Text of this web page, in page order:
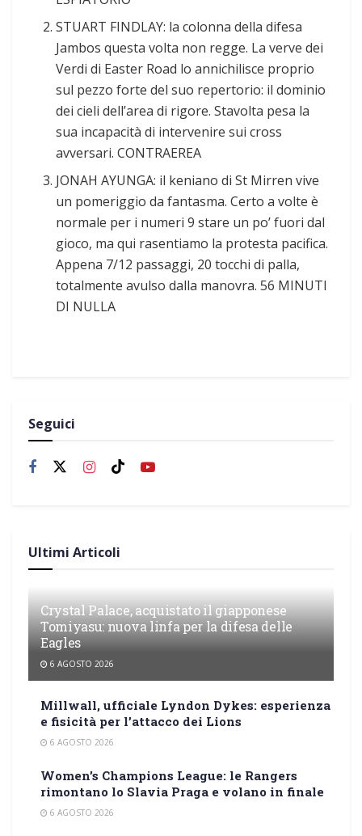
STUART FINDLAY: la colonna della difesa
Jambos questa volta non regge. La verve dei
Verdi di Easter Road lo annichilisce proprio
sul pezzo forte del suo repertorio: il dominio
dei cieli dell’area di rigore. Stavolta pesa la
sua incapacità di intervenire sui cross
avversari. CONTRAEREA
JONAH AYUNGA: il keniano di St Mirren vive
un pomeriggio da fantasma. Certo a volte è
normale per i numeri 9 stare un po’ fuori dal
gioco, ma qui rasentiamo la protesta pacifica.
Appena 7/12 passaggi, 20 tocchi di palla,
totalmente avulso dalla manovra. 56 MINUTI
DI NULLA
Seguici
Ultimi Articoli
Crystal Palace, acquistato il giapponese
Tomiyasu: nuova linfa per la difesa delle
Eagles
6 AGOSTO 2026
Millwall, ufficiale Lyndon Dykes: esperienza
e fisicità per l’attacco dei Lions
6 AGOSTO 2026
Women’s Champions League: le Rangers
rimontano lo Slavia Praga e volano in finale
6 AGOSTO 2026